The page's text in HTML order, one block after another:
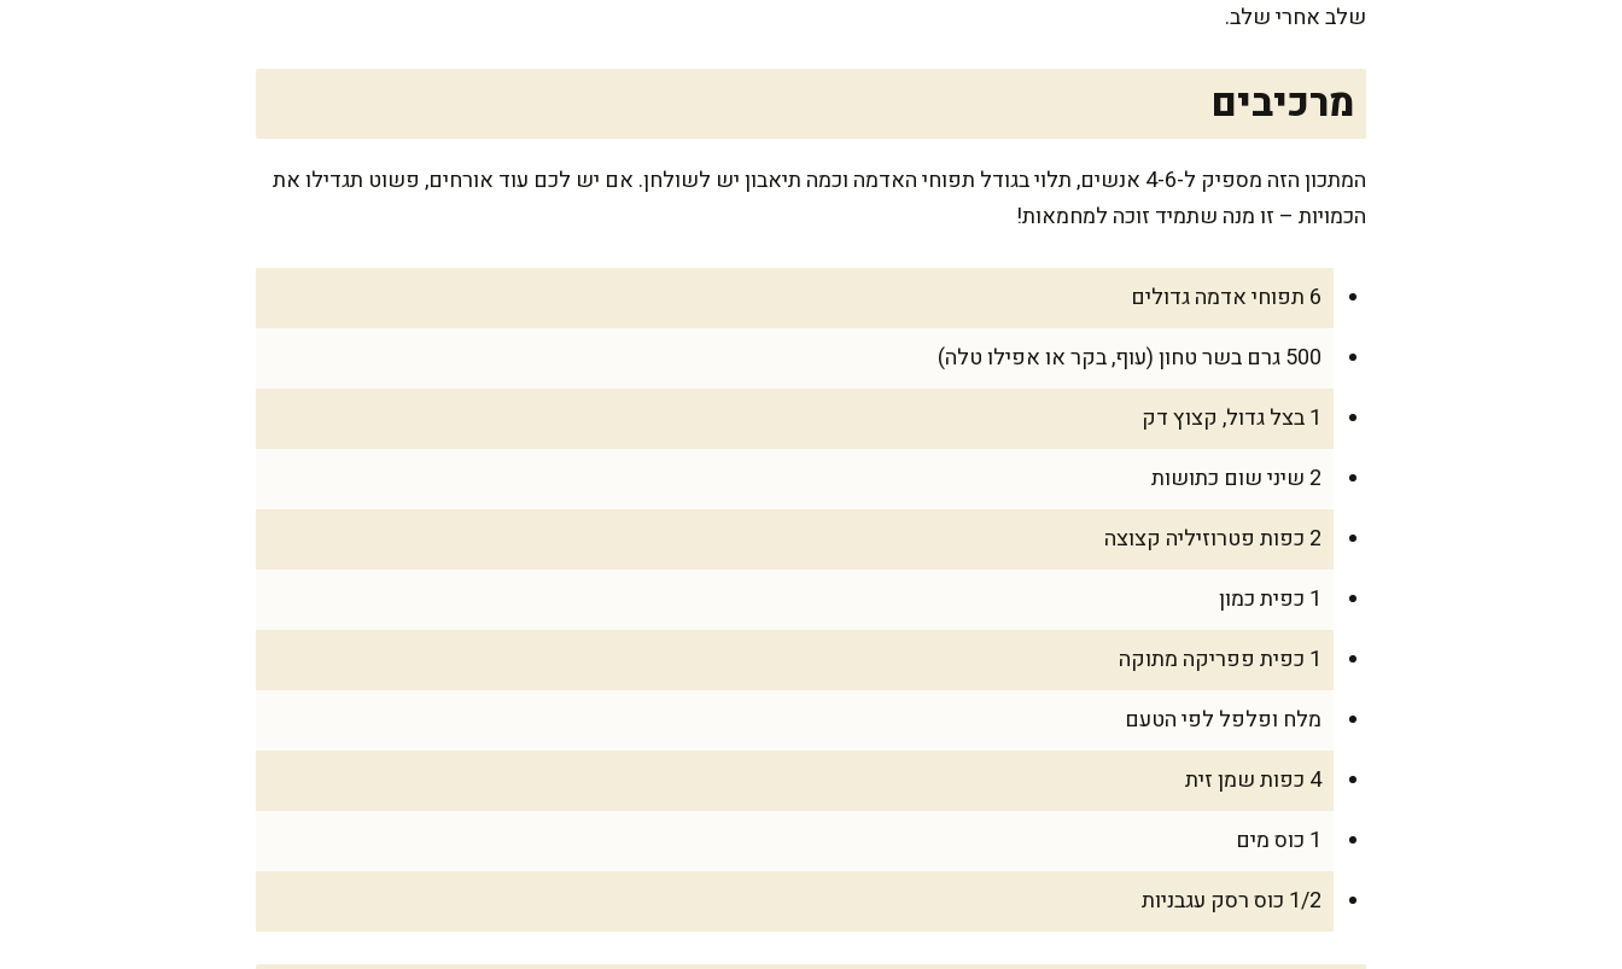
שלב אחרי שלב.
מרכיבים
המתכון הזה מספיק ל-4-6 אנשים, תלוי בגודל תפוחי האדמה וכמה תיאבון יש לשולחן. אם יש לכם עוד אורחים, פשוט תגדילו את
הכמויות – זו מנה שתמיד זוכה למחמאות!
6 תפוחי אדמה גדולים
500 גרם בשר טחון (עוף, בקר או אפילו טלה)
1 בצל גדול, קצוץ דק
2 שיני שום כתושות
2 כפות פטרוזיליה קצוצה
1 כפית כמון
1 כפית פפריקה מתוקה
מלח ופלפל לפי הטעם
4 כפות שמן זית
1 כוס מים
1/2 כוס רסק עגבניות